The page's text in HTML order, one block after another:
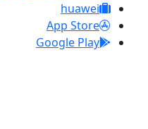
huawei
App Store
Google Play